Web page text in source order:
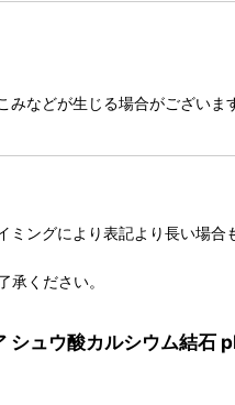
などが生じる場合がございま
ングにより表記より長い場合
ください。
シュウ酸カルシウム結